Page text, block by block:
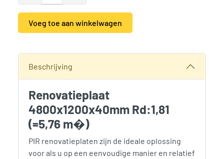
Voeg toe aan winkelwagen
Beschrijving
Renovatieplaat
4800x1200x40mm Rd:1,81
(=5,76 m�)
PIR renovatieplaten zijn de ideale oplossing
voor als u op een eenvoudige manier en relatief